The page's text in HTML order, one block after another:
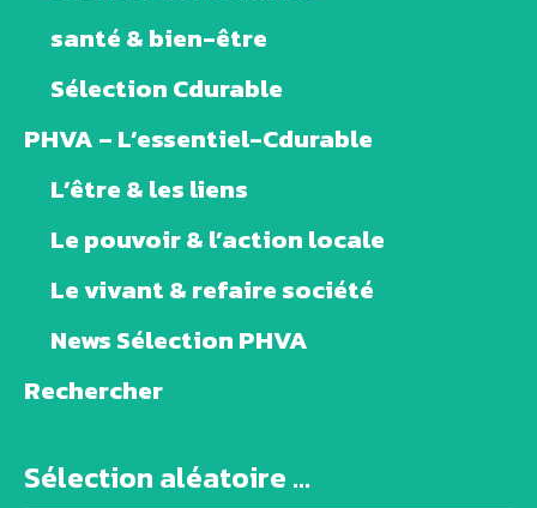
santé & bien-être
Sélection Cdurable
PHVA – L’essentiel-Cdurable
L’être & les liens
Le pouvoir & l’action locale
Le vivant & refaire société
News Sélection PHVA
Rechercher
Sélection aléatoire ...